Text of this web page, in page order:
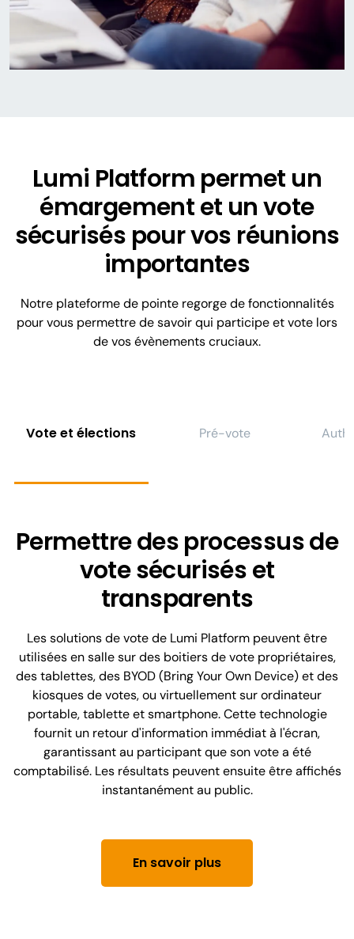
Lumi Platform permet un
émargement et un vote
sécurisés pour vos réunions
importantes
Notre plateforme de pointe regorge de fonctionnalités
pour vous permettre de savoir qui participe et vote lors
de vos évènements cruciaux.
Vote et élections Pré-vote
Permettre des processus de
vote sécurisés et
transparents
Les solutions de vote de Lumi Platform peuvent être
utilisées en salle sur des boitiers de vote propriétaires,
des tablettes, des BYOD (Bring Your Own Device) et des
kiosques de votes, ou virtuellement sur ordinateur
portable, tablette et smartphone. Cette technologie
fournit un retour d'information immédiat à l'écran,
garantissant au participant que son vote a été
comptabilisé. Les résultats peuvent ensuite être affichés
instantanément au public.
En savoir plus